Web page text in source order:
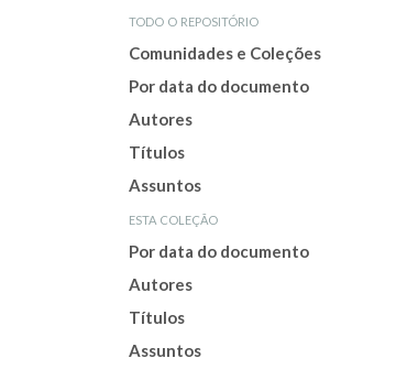
todo o repositório
Comunidades e Coleções
Por data do documento
Autores
Títulos
Assuntos
esta coleção
Por data do documento
Autores
Títulos
Assuntos